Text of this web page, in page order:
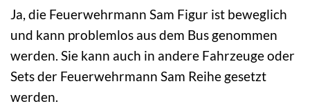
Ja, die Feuerwehrmann Sam Figur ist beweglich
und kann problemlos aus dem Bus genommen
werden. Sie kann auch in andere Fahrzeuge oder
Sets der Feuerwehrmann Sam Reihe gesetzt
werden.